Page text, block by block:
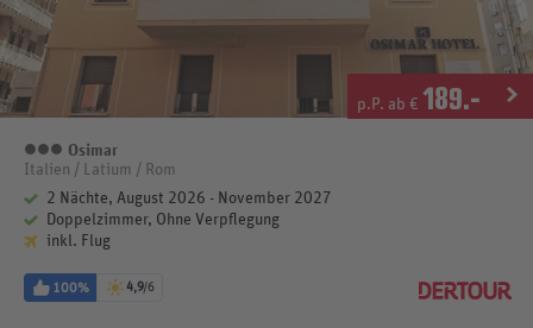
p.P. ab € 189.-
3 Sterne
Osimar
Italien / Latium / Rom
2 Nächte, August 2026 - November 2027
Doppelzimmer, Ohne Verpflegung
inkl. Flug
100% 4,9/6